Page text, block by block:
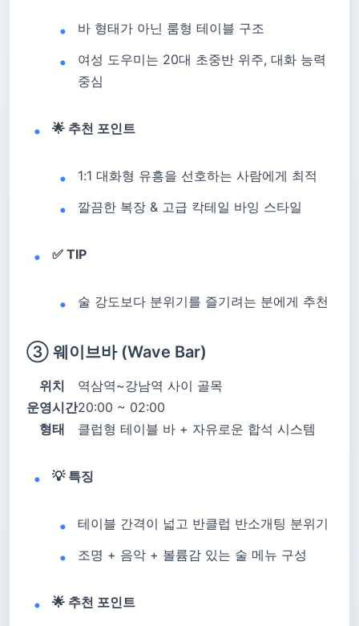
바 형태가 아닌 룸형 테이블 구조
여성 도우미는 20대 초중반 위주, 대화 능력
중심
🌟 추천 포인트
1:1 대화형 유흥을 선호하는 사람에게 최적
깔끔한 복장 & 고급 칵테일 바잉 스타일
✅ TIP
술 강도보다 분위기를 즐기려는 분에게 추천
③ 웨이브바 (Wave Bar)
위치
역삼역~강남역 사이 골목
운영시간20:00 ~ 02:00
형태
클럽형 테이블 바 + 자유로운 합석 시스템
💡 특징
테이블 간격이 넓고 반클럽 반소개팅 분위기
조명 + 음악 + 볼륨감 있는 술 메뉴 구성
🌟 추천 포인트